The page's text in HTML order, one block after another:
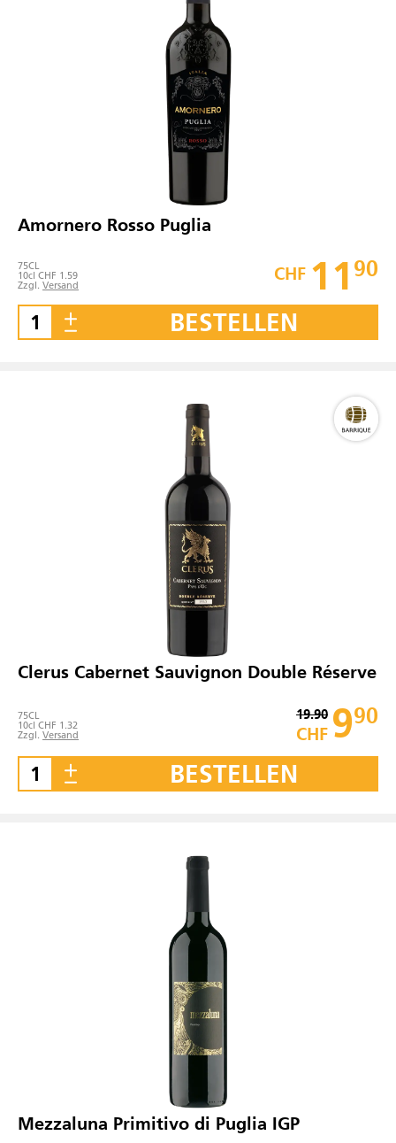
Amornero Rosso Puglia
75CL
10cl CHF 1.59
Zzgl. Versand
CHF 11 90
BESTELLEN
Clerus Cabernet Sauvignon Double Réserve
75CL
10cl CHF 1.32
Zzgl. Versand
19.90
CHF 990
BESTELLEN
Mezzaluna Primitivo di Puglia IGP